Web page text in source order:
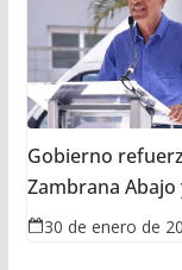
Gobierno
Zambrana
comunidades
30 de enero de